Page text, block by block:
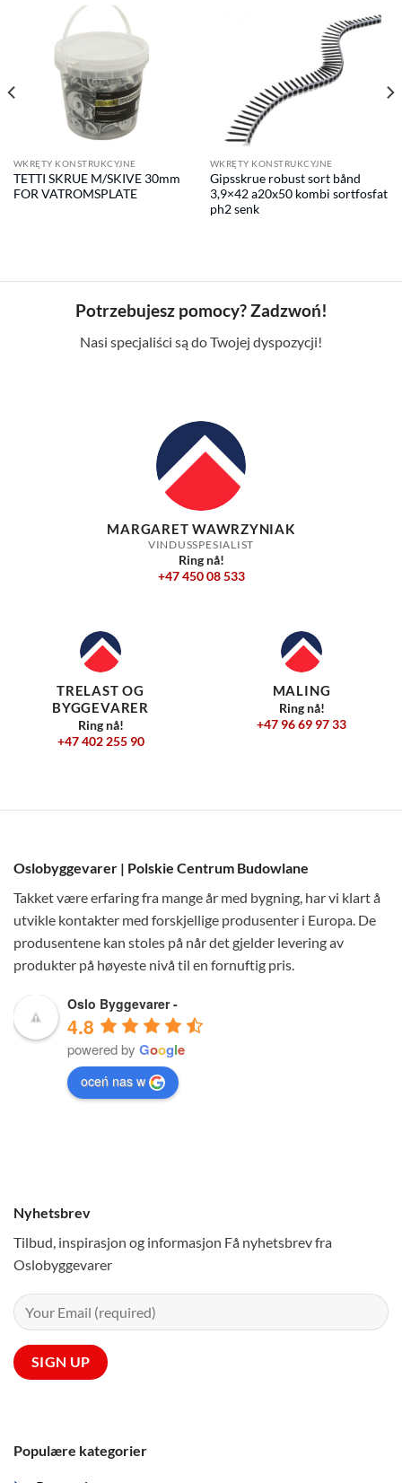
WKRĘTY KONSTRUKCYJNE
TETTI SKRUE M/SKIVE 30mm
FOR VATROMSPLATE
WKRĘTY KONSTRUKCYJNE
Gipsskrue robust sort bånd
3,9×42 a20x50 kombi sortfosfat
ph2 senk
Potrzebujesz pomocy? Zadzwoń!
Nasi specjaliści są do Twojej dyspozycji!
MARGARET WAWRZYNIAK
VINDUSSPESIALIST
Ring nå!
+47 450 08 533
TRELAST OG
BYGGEVARER
Ring nå!
+47 402 255 90
MALING
Ring nå!
+47 96 69 97 33
Oslobyggevarer | Polskie Centrum Budowlane
Takket være erfaring fra mange år med bygning, har vi klart å
utvikle kontakter med forskjellige produsenter i Europa. De
produsentene kan stoles på når det gjelder levering av
produkter på høyeste nivå til en fornuftig pris.
Oslo Byggevarer -
4.8
powered by Google
oceń nas w
Populære kategorier
Nyhetsbrev
Tilbud, inspirasjon og informasjon Få nyhetsbrev fra
Oslobyggevarer